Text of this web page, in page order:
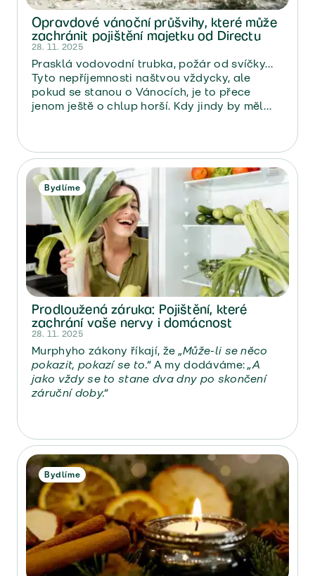
Opravdové vánoční průšvihy, které může
zachránit pojištění majetku od Directu
28. 11. 2025
Prasklá vodovodní trubka, požár od svíčky…
Tyto nepříjemnosti naštvou vždycky, ale
pokud se stanou o Vánocích, je to přece
jenom ještě o chlup horší. Kdy jindy by měl
tradic, ne mokrého stropu ze sousedovic
pračky.
Bydlíme
Prodloužená záruka: Pojištění, které
zachrání vaše nervy i domácnost
28. 11. 2025
Murphyho zákony říkají, že„Může-li se něco
pokazit, pokazí se to.“A my dodáváme:„A
jako vždy se to stane dva dny po skončení
záruční doby.“
Bydlíme